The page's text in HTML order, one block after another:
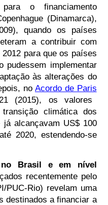
o financiamento
(Dinamarca),
quando os países
a contribuir com
para que os países
pudessem implementar
às alterações do
no Acordo de Paris
(2015), os valores
climática dos
alcançavam US$ 100
2020, estendendo-se
no Brasil e em nível
recentemente pelo
PUC-Rio) revelam uma
destinados a financiar a